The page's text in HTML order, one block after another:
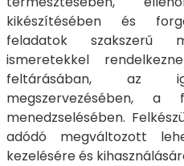
kikészítésében és
feladatok szakszerű
ismeretekkel
feltárásában, az
megszervezésében,
menedzselésében.
adódó megváltozott
kezelésére és